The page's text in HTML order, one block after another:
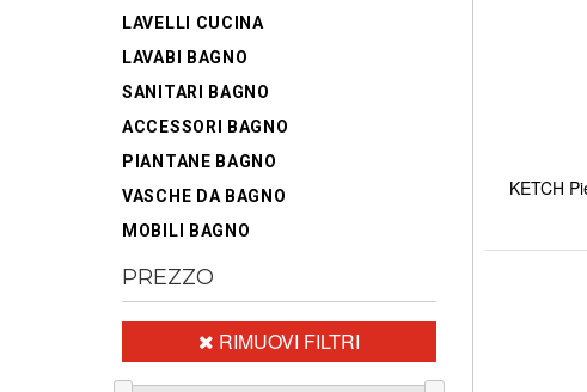
LAVELLI CUCINA
LAVABI BAGNO
SANITARI BAGNO
ACCESSORI BAGNO
PIANTANE BAGNO
VASCHE DA BAGNO
MOBILI BAGNO
PREZZO
RIMUOVI FILTRI
KETCH